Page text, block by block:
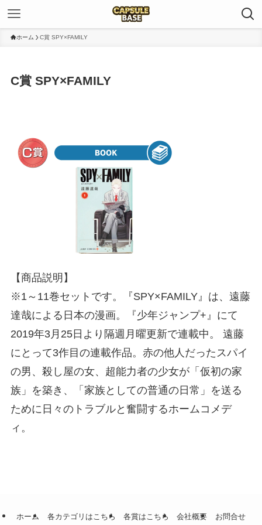
ホーム C賞 SPY×FAMILY
C賞 SPY×FAMILY
【商品説明】
※1～11巻セットです。『SPY×FAMILY』は、遠藤
達哉による日本の漫画。『少年ジャンプ+』にて
2019年3月25日より隔週月曜更新で連載中。 遠藤
にとって3作目の連載作品。赤の他人だったスパイ
の男、殺し屋の女、超能力者の少女が「仮初の家
族」を築き、「家族としての普通の日常」を送る
ために日々のトラブルと奮闘するホームコメデ
ィ。
ホーム 各カテゴリはこちら 各賞はこちら 会社概要 お問合せ